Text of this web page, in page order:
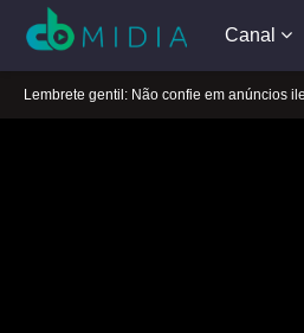
Canal
A tocar：A Princesa Rebelde (Dublado)-53